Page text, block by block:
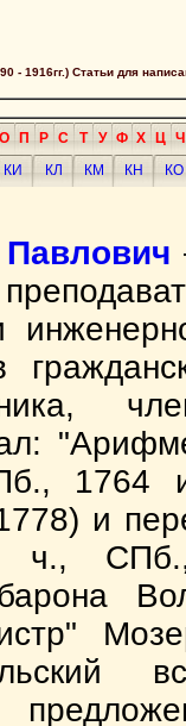
- 1916гг.) Статьи для
О П Р С Т У Ф Х Ц Ч
КИ КЛ КМ КН
КО
Павлович
1764
и
ч., СПб.,